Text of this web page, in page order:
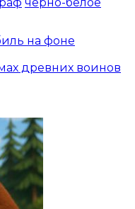
на фоне
древних воинов